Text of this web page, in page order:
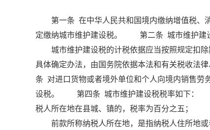
第一条 在中华人民共和国境内缴纳增值税、消
定缴纳城市维护建设税。 第二条 城市维护建设
城市维护建设税的计税依据应当按照规定扣
具体确定办法，由国务院依据本法和有关税收
条 对进口货物或者境外单位和个人向境内销售劳
设税。 第四条 城市维护建设税税率如下：
税人所在地在县城、镇的，税率为百分之五；
前款所称纳税人所在地，是指纳税人住所地或